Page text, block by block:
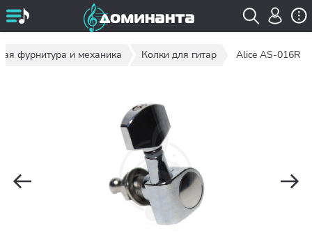
фурнитура и механика Колки для гитар Alice AS-016R